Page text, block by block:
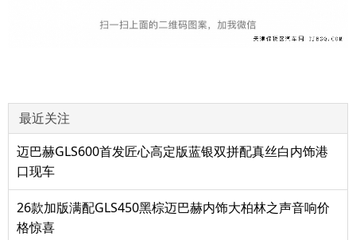
最近关注
迈巴赫GLS600首发匠心高定版蓝银双拼配真丝白内饰港
口现车
26款加版满配GLS450黑棕迈巴赫内饰大柏林之声音响价
格惊喜